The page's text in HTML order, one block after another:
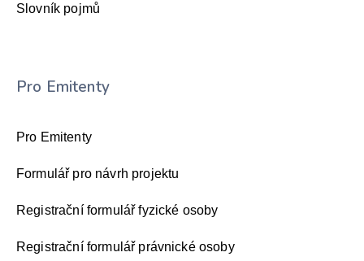
Slovník pojmů
Pro Emitenty
Pro Emitenty
Formulář pro návrh projektu
Registrační formulář fyzické osoby
Registrační formulář právnické osoby